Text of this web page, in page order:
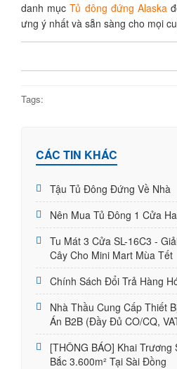
danh mụcTủ đông đứng Alaska
ưng ý nhất và sẵn sàng cho mọi
Tags:
CÁC TIN KHÁC
Tậu Tủ Đông Đứng Về Nhà
Nên Mua Tủ Đông 1 Cửa
Tu Mát 3 Cửa SL-16C3 -
Cây Cho Mini Mart Mùa Tết
Chính Sách Đổi Trả Hàng
Nhà Thầu Cung Cấp Thiết
Án B2B (Đầy Đủ CO/CQ,
[THÔNG BÁO] Khai Trương
Bắc 3.600m² Tại Sài Đồng